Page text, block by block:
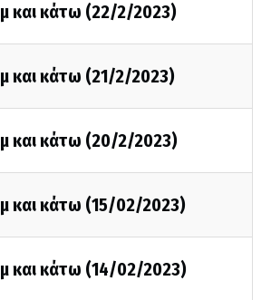
και κάτω (22/2/2023)
και κάτω (21/2/2023)
και κάτω (20/2/2023)
και κάτω (15/02/2023)
και κάτω (14/02/2023)